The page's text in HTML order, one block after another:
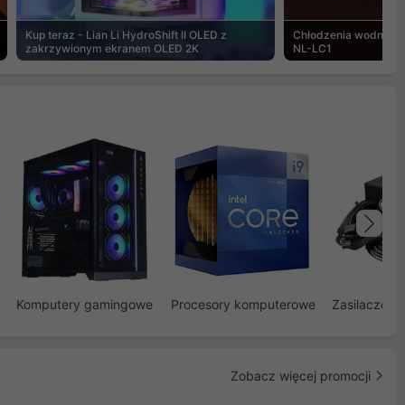
Kup teraz - Lian Li HydroShift II OLED z
zakrzywionym ekranem OLED 2K
Chłodzenia wodne
NL-LC1
Komputery gamingowe Procesory komputerowe Zasilacze
Zobacz więcej promocji